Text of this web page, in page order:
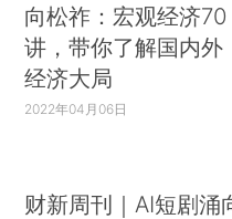
向松祚：宏观经济70
讲，带你了解国内外
经济大局
2022年04月06日
财新周刊｜AI短剧涌